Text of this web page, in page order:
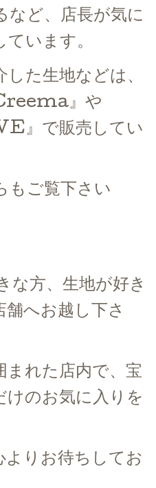
など、店長が気に
います。
た生地などは、
』や
』で販売してい
もご覧下さい
な方、生地が好き
へお越し下さ
まれた店内で、宝
けのお気に入りを
よりお待ちしてお